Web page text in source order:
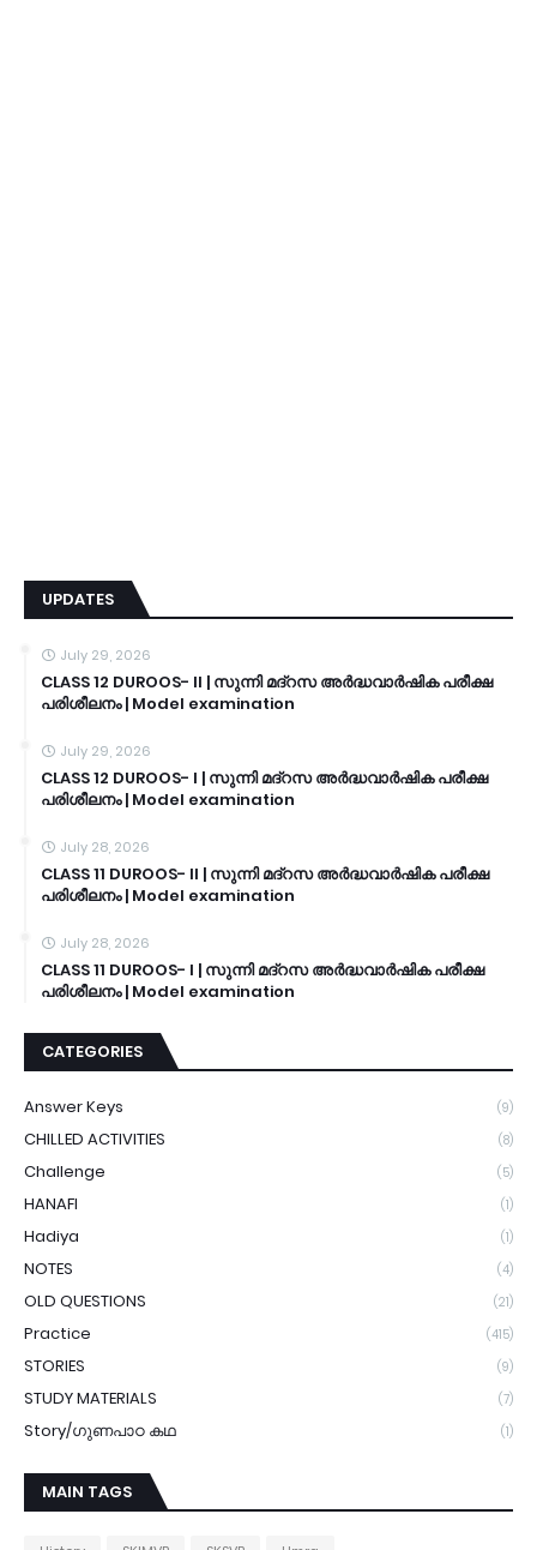
UPDATES
July 29, 2026
CLASS 12 DUROOS- II | സുന്നി മദ്റസ അർദ്ധവാർഷിക പരീക്ഷ
പരിശീലനം | Model examination
July 29, 2026
CLASS 12 DUROOS- I | സുന്നി മദ്റസ അർദ്ധവാർഷിക പരീക്ഷ
പരിശീലനം | Model examination
July 28, 2026
CLASS 11 DUROOS- II | സുന്നി മദ്റസ അർദ്ധവാർഷിക പരീക്ഷ
പരിശീലനം | Model examination
July 28, 2026
CLASS 11 DUROOS- I | സുന്നി മദ്റസ അർദ്ധവാർഷിക പരീക്ഷ
പരിശീലനം | Model examination
CATEGORIES
Answer Keys (9)
CHILLED ACTIVITIES (8)
Challenge (5)
HANAFI (1)
Hadiya (1)
NOTES (4)
OLD QUESTIONS (21)
Practice (415)
STORIES (9)
STUDY MATERIALS (7)
Story/ഗുണപാഠ കഥ (1)
MAIN TAGS